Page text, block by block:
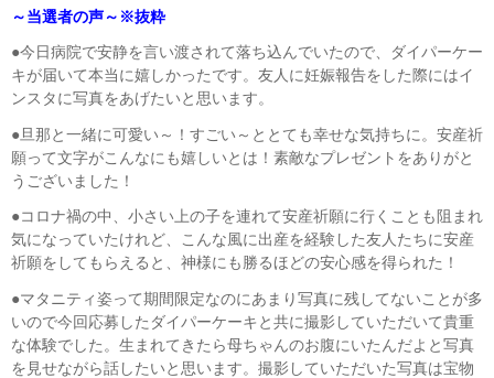
～当選者の声～※抜粋
●今日病院で安静を言い渡されて落ち込んでいたので、ダイパーケー
キが届いて本当に嬉しかったです。友人に妊娠報告をした際にはイ
ンスタに写真をあげたいと思います。
●旦那と一緒に可愛い～！すごい～ととても幸せな気持ちに。安産祈
願って文字がこんなにも嬉しいとは！素敵なプレゼントをありがと
うございました！
●コロナ禍の中、小さい上の子を連れて安産祈願に行くことも阻まれ
気になっていたけれど、こんな風に出産を経験した友人たちに安産
祈願をしてもらえると、神様にも勝るほどの安心感を得られた！
●マタニティ姿って期間限定なのにあまり写真に残してないことが多
いので今回応募したダイパーケーキと共に撮影していただいて貴重
な体験でした。生まれてきたら母ちゃんのお腹にいたんだよと写真
を見せながら話したいと思います。撮影していただいた写真は宝物